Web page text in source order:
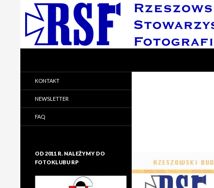
Rzeszowskie Stowarzyszenie
Fotograficzne
KONTAKT
NEWSLETTER
FAQ
OD 2011 R. NALEŻYMY DO
FOTOKLUBU RP